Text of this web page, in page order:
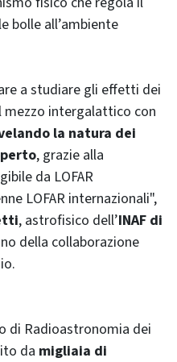
bolle all’ambiente
a studiare gli effetti dei
mezzo intergalattico con
la natura dei
, grazie alla
da LOFAR
LOFAR internazionali",
, astrofisico dell’INAF di
della collaborazione
di Radioastronomia dei
da migliaia di